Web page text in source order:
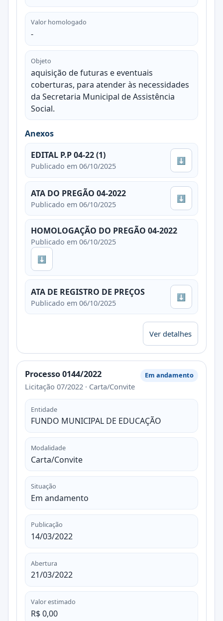
Valor homologado
-
Objeto
aquisição de futuras e eventuais
coberturas, para atender às necessidades
da Secretaria Municipal de Assistência
Social.
Anexos
EDITAL P.P 04-22 (1)
Publicado em 06/10/2025
⬇
ATA DO PREGÃO 04-2022
Publicado em 06/10/2025
⬇
HOMOLOGAÇÃO DO PREGÃO 04-2022
Publicado em 06/10/2025
⬇
ATA DE REGISTRO DE PREÇOS
Publicado em 06/10/2025
⬇
Ver detalhes
Processo 0144/2022
Licitação 07/2022 · Carta/Convite
Em andamento
Entidade
FUNDO MUNICIPAL DE EDUCAÇÃO
Modalidade
Carta/Convite
Situação
Em andamento
Publicação
14/03/2022
Abertura
21/03/2022
Valor estimado
R$ 0,00